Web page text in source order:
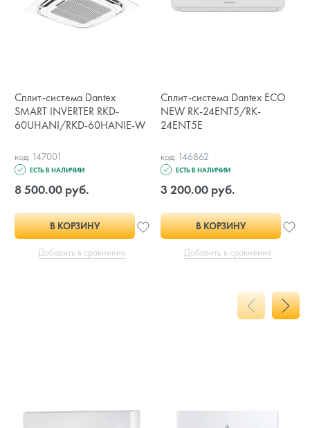
Сплит-система Dantex
SMART INVERTER RKD-
60UHANI/RKD-60HANIE-W
код: 147001
ЕСТЬ В НАЛИЧИИ
8 500.00 руб.
В КОРЗИНУ
Добавить в сравнение
Сплит-система Dantex ECO
NEW RK-24ENT5/RK-
24ENT5E
код: 146862
ЕСТЬ В НАЛИЧИИ
3 200.00 руб.
В КОРЗИНУ
Добавить в сравнение